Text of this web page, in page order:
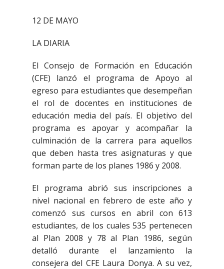
12 DE MAYO
LA DIARIA
El Consejo de Formación en Educación
(CFE) lanzó el programa de Apoyo al
egreso para estudiantes que desempeñan
el rol de docentes en instituciones de
educación media del país. El objetivo del
programa es apoyar y acompañar la
culminación de la carrera para aquellos
que deben hasta tres asignaturas y que
forman parte de los planes 1986 y 2008.
El programa abrió sus inscripciones a
nivel nacional en febrero de este año y
comenzó sus cursos en abril con 613
estudiantes, de los cuales 535 pertenecen
al Plan 2008 y 78 al Plan 1986, según
detalló durante el lanzamiento la
consejera del CFE Laura Donya. A su vez,